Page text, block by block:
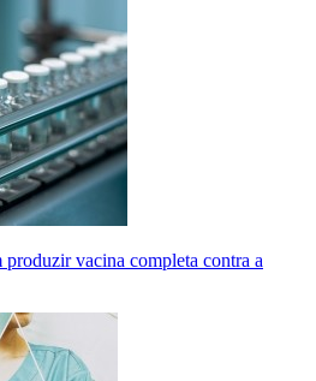
vacina completa contra a